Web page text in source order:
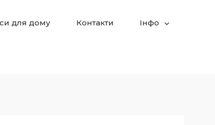
для дому Контакти Інфо